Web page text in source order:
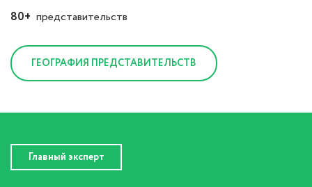
80+ представительств
ГЕОГРАФИЯ ПРЕДСТАВИТЕЛЬСТВ
Главный эксперт